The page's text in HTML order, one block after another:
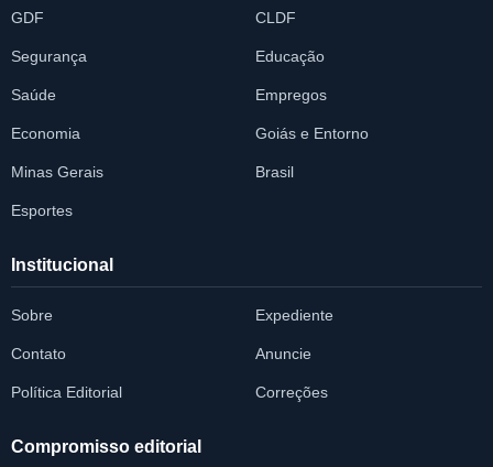
GDF CLDF
Segurança Educação
Saúde Empregos
Economia Goiás e Entorno
Minas Gerais Brasil
Esportes
Institucional
Sobre Expediente
Contato Anuncie
Política Editorial Correções
Compromisso editorial